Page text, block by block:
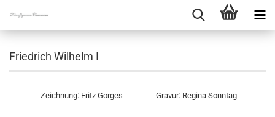
Friedrich Wilhelm I
Zeichnung: Fritz Gorges Gravur: Regina Sonntag